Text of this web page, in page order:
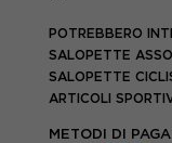
POTREBBERO
SALOPETTE
SALOPETTE
ARTICOLI
METODI DI